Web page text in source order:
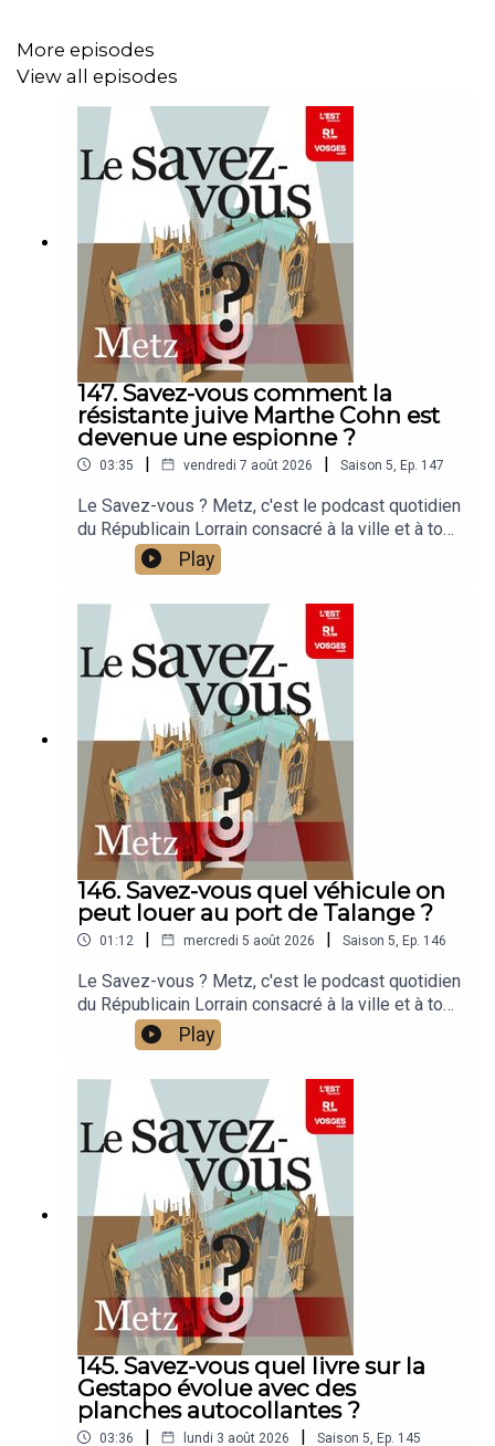
More episodes
View all episodes
147. Savez-vous comment la
résistante juive Marthe Cohn est
devenue une espionne ?
03:35 | vendredi 7 août 2026 | Saison 5, Ep. 147
Le Savez-vous ? Metz, c'est le podcast quotidien
du Républicain Lorrain consacré à la ville et à tout
ce que vous ignorez sur elle.Un podcast raconté
par Jean-Marie Russe basé sur les articles
réalisés par la rédaction locale de Metz.
Play
146. Savez-vous quel véhicule on
peut louer au port de Talange ?
01:12 | mercredi 5 août 2026 | Saison 5, Ep. 146
Le Savez-vous ? Metz, c'est le podcast quotidien
du Républicain Lorrain consacré à la ville et à tout
ce que vous ignorez sur elle.Un podcast raconté
par Jean-Marie Russe basé sur les articles
réalisés par la rédaction locale de Metz.
Play
145. Savez-vous quel livre sur la
Gestapo évolue avec des
planches autocollantes ?
03:36 | lundi 3 août 2026 | Saison 5, Ep. 145